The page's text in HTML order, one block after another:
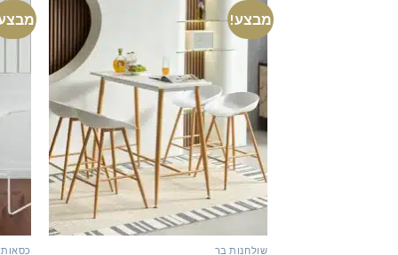
מבצע!
שולחנות בר